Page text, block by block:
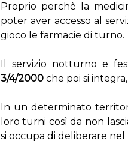
Proprio perchè la
poter aver accesso al
gioco le farmacie di turno.
Il servizio notturno e
3/4/2000che poi si
In un determinato
loro turni così da non
si occupa di deliberare nel